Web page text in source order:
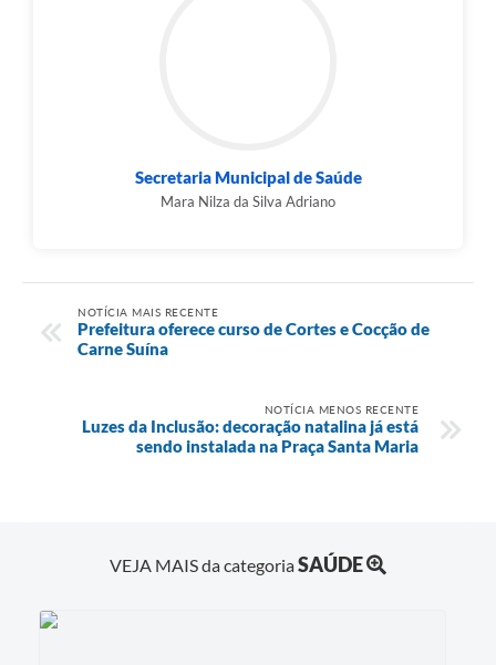
Secretaria Municipal de Saúde
Mara Nilza da Silva Adriano
NOTÍCIA MAIS RECENTE
Prefeitura oferece curso de Cortes e Cocção de
Carne Suína
NOTÍCIA MENOS RECENTE
Luzes da Inclusão: decoração natalina já está
sendo instalada na Praça Santa Maria
VEJA MAIS da categoriaSAÚDE